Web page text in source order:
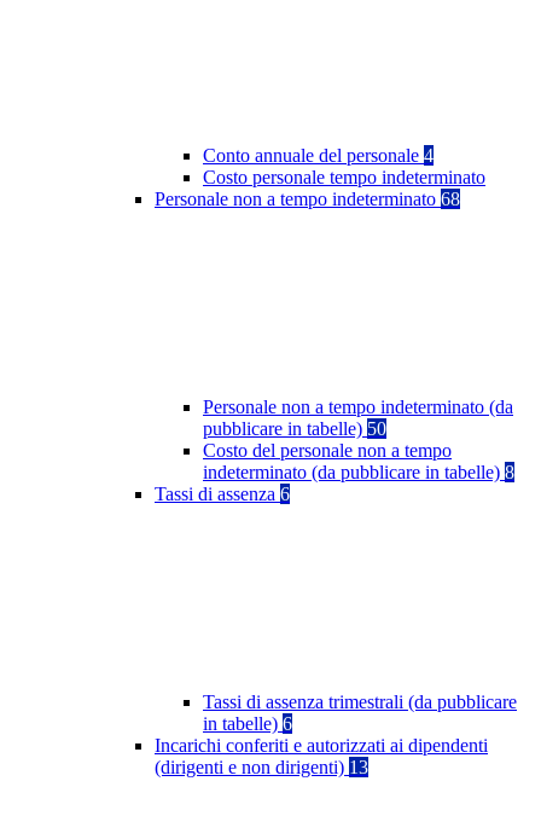
Conto annuale del personale 4
Costo personale tempo indeterminato
Personale non a tempo indeterminato 68
Personale non a tempo indeterminato (da
pubblicare in tabelle) 50
Costo del personale non a tempo
indeterminato (da pubblicare in tabelle) 8
Tassi di assenza 6
Tassi di assenza trimestrali (da pubblicare
in tabelle) 6
Incarichi conferiti e autorizzati ai dipendenti
(dirigenti e non dirigenti) 13